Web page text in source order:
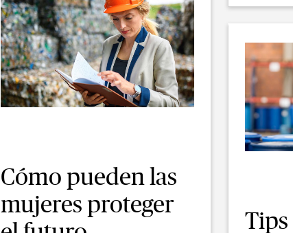
Cómo pueden las
mujeres proteger
Tips